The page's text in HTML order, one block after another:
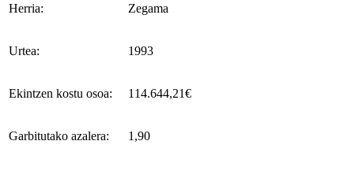
Herria: Zegama
Urtea: 1993
Ekintzen kostu osoa: 114.644,21€
Garbitutako azalera: 1,90